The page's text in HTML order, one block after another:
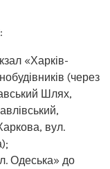
«Харків-
(через
Шлях,
вул.
Одеська» до